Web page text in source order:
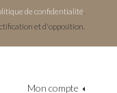
de confidentialité
et d'opposition.
Mon compte